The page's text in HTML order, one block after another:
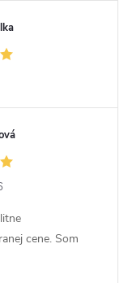
cene. Som